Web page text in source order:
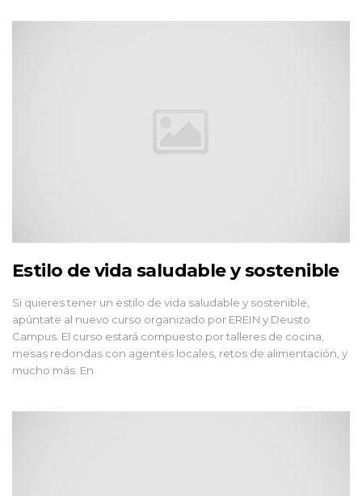
Estilo de vida saludable y sostenible
Si quieres tener un estilo de vida saludable y sostenible,
apúntate al nuevo curso organizado por EREIN y Deusto
Campus. El curso estará compuesto por talleres de cocina,
mesas redondas con agentes locales, retos de alimentación, y
mucho más. En